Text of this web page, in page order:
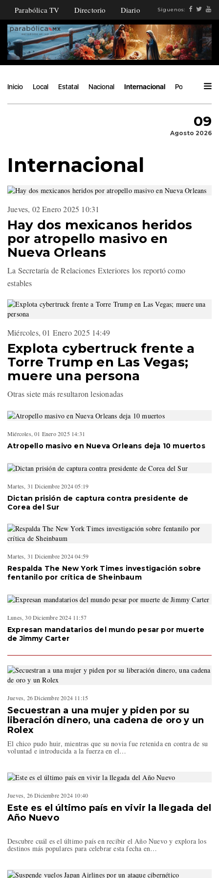
Parabólica TV Directorio Diario Síguenos:
Inicio Local Estatal Nacional Internacional Política
09
Agosto 2026
Internacional
Jueves, 02 Enero 2025 10:31
Hay dos mexicanos heridos
por atropello masivo en
Nueva Orleans
La Secretaría de Relaciones Exteriores los reportó como
estables
Miércoles, 01 Enero 2025 14:49
Explota cybertruck frente a
Torre Trump en Las Vegas;
muere una persona
Otras siete más resultaron lesionadas
Miércoles, 01 Enero 2025 14:31
Atropello masivo en Nueva Orleans deja 10 muertos
Martes, 31 Diciembre 2024 05:19
Dictan prisión de captura contra presidente de
Corea del Sur
Martes, 31 Diciembre 2024 04:59
Respalda The New York Times investigación sobre
fentanilo por crítica de Sheinbaum
Lunes, 30 Diciembre 2024 11:57
Expresan mandatarios del mundo pesar por muerte
de Jimmy Carter
Jueves, 26 Diciembre 2024 11:15
Secuestran a una mujer y piden por su
liberación dinero, una cadena de oro y un
Rolex
El chico pudo huir, mientras que su novia fue retenida en contra de su
voluntad e introducida a la fuerza en el…
Jueves, 26 Diciembre 2024 10:40
Este es el último país en vivir la llegada del
Año Nuevo
Descubre cuál es el último país en recibir el Año Nuevo y explora los
destinos más populares para celebrar esta fecha en…